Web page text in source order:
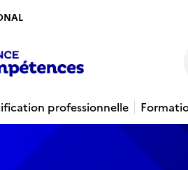
professionnelle